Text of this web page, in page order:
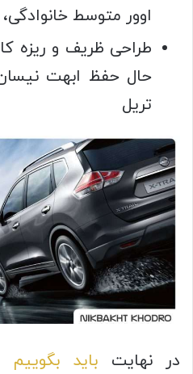
اوور متوسط
طراحی ظریف و ریزه
حال حفظ ابهت
تریل
در نهایت باید بگوییم